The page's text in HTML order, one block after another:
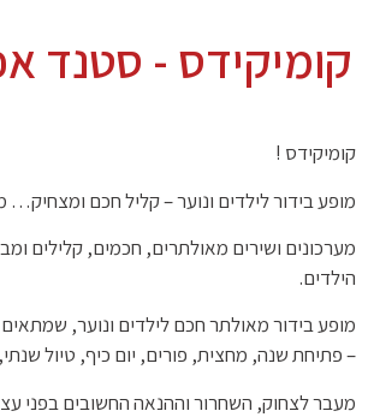
קומיקידס - סטנד
קומיקידס !
מופע בידור לילדים ונוער – קליל חכם
מערכונים ושירים מאולתרים, חכמים, קלילים
הילדים.
מופע בידור מאולתר חכם לילדים ונוער,
– פתיחת שנה, מחצית, פורים, יום כיף, טיול
מעבר לצחוק, השחרור וההנאה החשובים בפני